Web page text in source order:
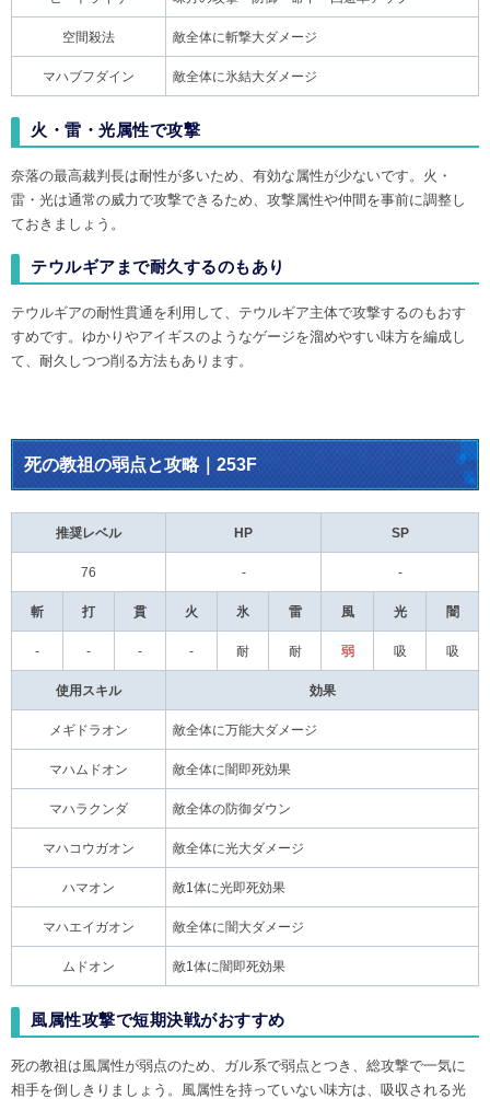
空間殺法 敵全体に斬撃大ダメージ
マハブフダイン 敵全体に氷結大ダメージ
火・雷・光属性で攻撃
奈落の最高裁判長は耐性が多いため、有効な属性が少ないです。火・
雷・光は通常の威力で攻撃できるため、攻撃属性や仲間を事前に調整し
ておきましょう。
テウルギアまで耐久するのもあり
テウルギアの耐性貫通を利用して、テウルギア主体で攻撃するのもおす
すめです。ゆかりやアイギスのようなゲージを溜めやすい味方を編成し
て、耐久しつつ削る方法もあります。
死の教祖の弱点と攻略｜253F
推奨レベル HP SP
76 - -
斬 打 貫 火 氷 雷 風 光 闇
- - - - 耐 耐 弱 吸 吸
使用スキル 効果
メギドラオン 敵全体に万能大ダメージ
マハムドオン 敵全体に闇即死効果
マハラクンダ 敵全体の防御ダウン
マハコウガオン 敵全体に光大ダメージ
ハマオン 敵1体に光即死効果
マハエイガオン 敵全体に闇大ダメージ
ムドオン 敵1体に闇即死効果
風属性攻撃で短期決戦がおすすめ
死の教祖は風属性が弱点のため、ガル系で弱点とつき、総攻撃で一気に
相手を倒しきりましょう。風属性を持っていない味方は、吸収される光